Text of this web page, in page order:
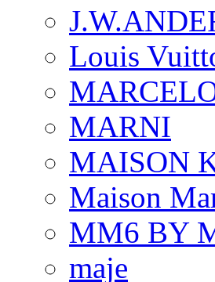
Louis
MARNI
MAISON
Maison
MM6 BY
maje